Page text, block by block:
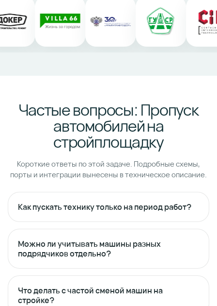
Частые вопросы: Пропуск
автомобилей на
стройплощадку
Короткие ответы по этой задаче. Подробные схемы,
порты и интеграции вынесены в техническое описание.
Как пускать технику только на период работ?
Можно ли учитывать машины разных
подрядчиков отдельно?
Что делать с частой сменой машин на
стройке?